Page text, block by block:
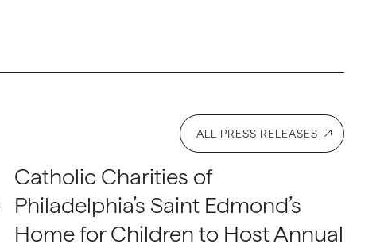
ALL PRESS RELEASES
Catholic Charities of
Philadelphia’s Saint Edmond’s
Home for Children to Host Annual